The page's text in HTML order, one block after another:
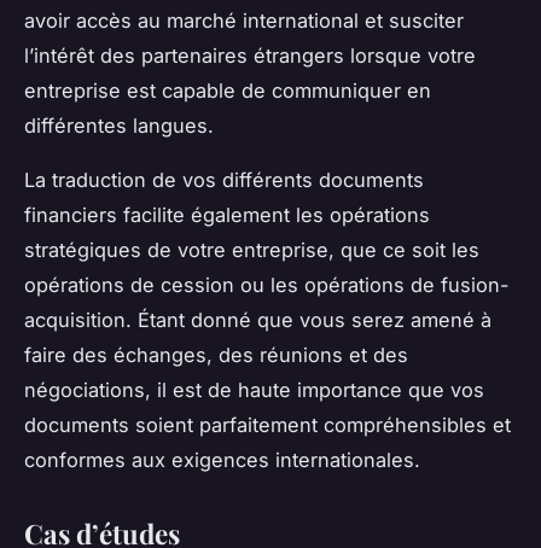
avoir accès au marché international et susciter
l’intérêt des partenaires étrangers lorsque votre
entreprise est capable de communiquer en
différentes langues.
La traduction de vos différents documents
financiers facilite également les opérations
stratégiques de votre entreprise, que ce soit les
opérations de cession ou les opérations de fusion-
acquisition. Étant donné que vous serez amené à
faire des échanges, des réunions et des
négociations, il est de haute importance que vos
documents soient parfaitement compréhensibles et
conformes aux exigences internationales.
Cas d’études